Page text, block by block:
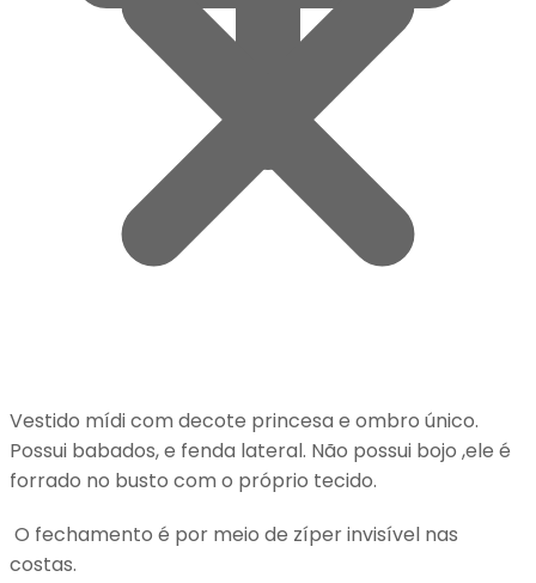
Vestido mídi com decote princesa e ombro único.
Possui babados, e fenda lateral. Não possui bojo ,ele é
forrado no busto com o próprio tecido.
O fechamento é por meio de zíper invisível nas
costas.